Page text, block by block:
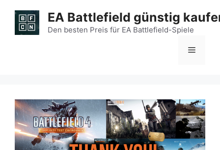
Inhalt
springen
EA Battlefield günstig
Den besten Preis für EA Battlefield-Spiele
Menü